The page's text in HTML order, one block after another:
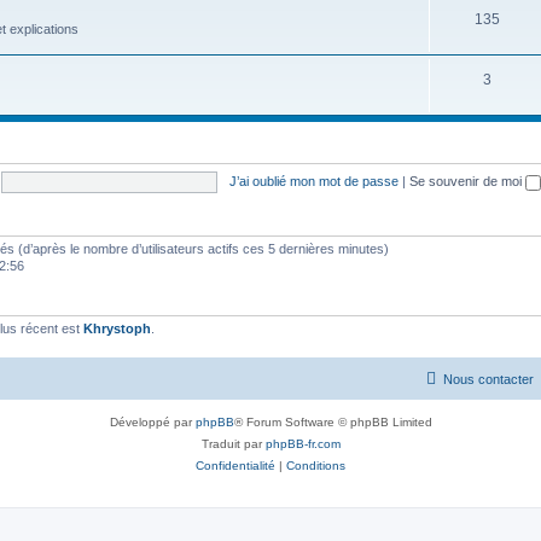
explications
135
3
J’ai oublié mon mot de passe | Se souvenir de moi
(d’après le nombre d’utilisateurs actifs ces 5 dernières minutes)
récent est Khrystoph
Nous contacter
Développé parphpBB® Forum Software © phpBB Limited
Traduit parphpBB-fr.com
Confidentialité | Conditions